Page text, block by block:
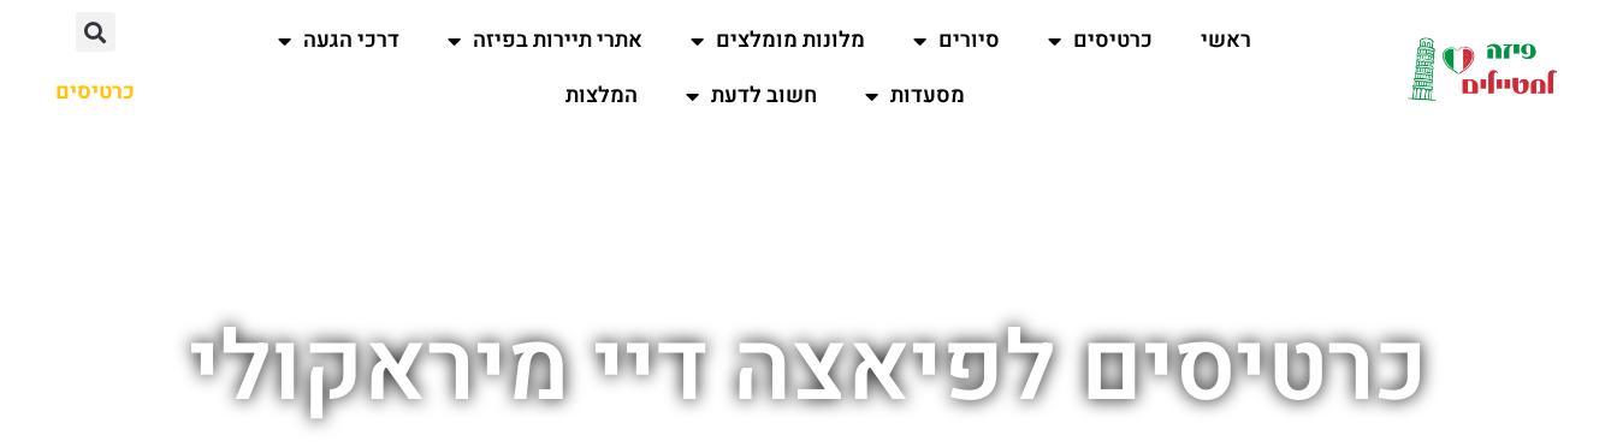
ראשי כרטיסים סיורים מלונות מומלצים אתרי תיירות בפיזה
דרכי הגעה
מסעדות
חשוב לדעת המלצות כרטיסים
כרטיסים לפיאצה דיי מיראקולי